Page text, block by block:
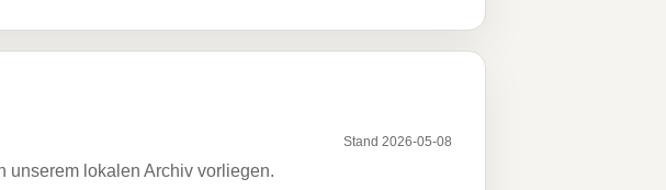
Stand 2026-05-08
unserem lokalen Archiv vorliegen.